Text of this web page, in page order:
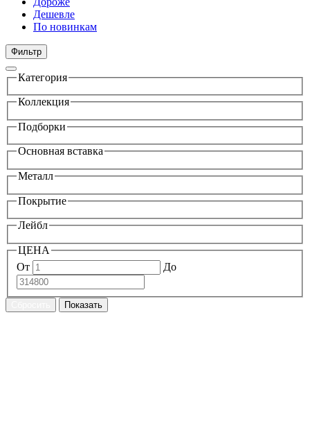
Дешевле
По новинкам
Фильтр
Категория
Коллекция
Подборки
Основная вставка
Металл
Покрытие
Лейбл
ЦЕНА
От
До